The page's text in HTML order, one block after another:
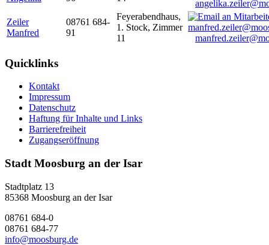
Zeiler
Manfred
08761 684-
91
Feyerabendhaus,
1. Stock, Zimmer
11
Quicklinks
Kontakt
Impressum
Datenschutz
Haftung für Inhalte und Links
Barrierefreiheit
Zugangseröffnung
Stadt Moosburg an der Isar
Stadtplatz 13
85368 Moosburg an der Isar
08761 684-0
08761 684-77
info@moosburg.de